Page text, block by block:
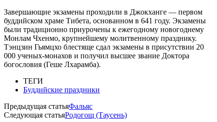
Завершающие экзамены проходили в Джокханге — первом
буддийском храме Тибета, основанном в 641 году. Экзамены
были традиционно приурочены к ежегодному новогоднему
Монлам Чхенмо, крупнейшему молитвенному празднику.
Тэнцзин Гьямцхо блестяще сдал экзамены в присутствии 20
000 ученых-монахов и получил высшее звание Доктора
богословия (Геше Лхарамба).
ТЕГИ
Буддийские праздники
Предыдущая статьяФальяс
Следующая статьяРодогощ (Таусень)